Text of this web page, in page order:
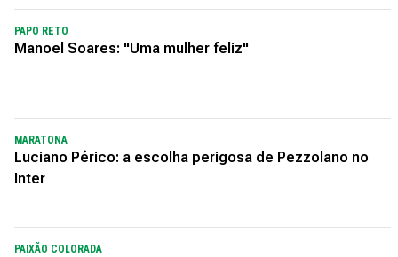
PAPO RETO
Manoel Soares: "Uma mulher feliz"
MARATONA
Luciano Périco: a escolha perigosa de Pezzolano no
Inter
PAIXÃO COLORADA